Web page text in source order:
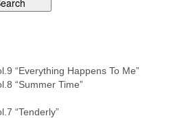
“Everything Happens To Me”
“Summer Time”
“Tenderly”